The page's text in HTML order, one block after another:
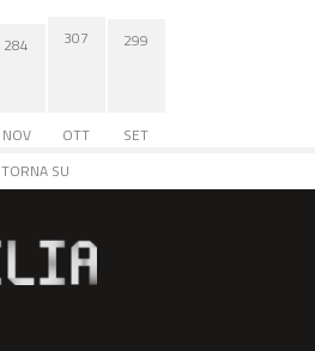
284
NOV
307
OTT
299
SET
TORNA SU